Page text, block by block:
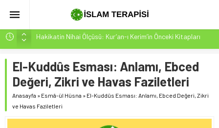
Hakikatin Nihai Ölçüsü: Kur’an-ı Kerim’in Önceki Kitapları
Peygamber Müjdesi Mehdi Mesih’in Gelişi Kitabımız
26.07.2026 Tarihinde Güncellenmiştir(ÇOK ÖNEMLİ)
İsrâ Sûresi(17) 1. Ayet’in 7 Dilde Yazılışı
SAKIN ÇOĞUNLUK SİZİ ALDATMASIN
El-Kuddûs Esması: Anlamı, Ebced
Değeri, Zikri ve Havas Faziletleri
Anasayfa » Esmâ-ül Hüsna » El-Kuddûs Esması: Anlamı, Ebced Değeri, Zikri
ve Havas Faziletleri